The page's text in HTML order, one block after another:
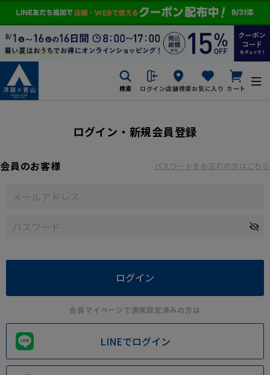
検索 ログイン店舗検索お気に入り カート
ログイン・新規会員登録
会員のお客様 パスワードをお忘れの方はこちら
会員マイページで連携設定済みの方は
LINEでログイン